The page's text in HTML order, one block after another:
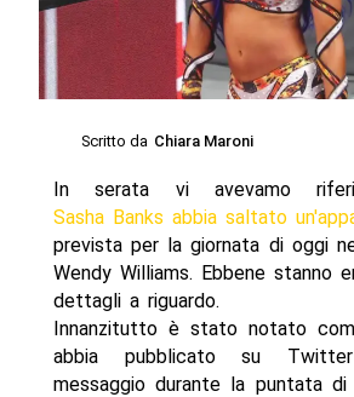
Scritto da Chiara Maroni
In serata vi avevamo
Sasha Banks abbia saltato
prevista per la giornata di oggi
Wendy Williams. Ebbene stanno
dettagli a riguardo.
Innanzitutto è stato notato
abbia pubblicato su
messaggio durante la puntata